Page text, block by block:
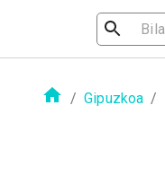
/ Gipuzkoa /